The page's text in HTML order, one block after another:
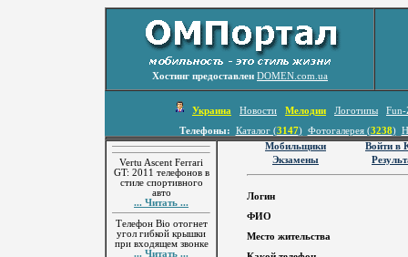
Хостинг предоставлен DOMEN.com.ua
Украина Новости Мелодии Логотипы
Fun-
Телефоны:
Каталог (3147) Фотогалерея (3238)
Vertu Ascent Ferrari
GT: 2011 телефонов в
стиле спортивного
авто
... Читать ...
Телефон Bio отогнет
угол гибкой крышки
при входящем звонке
... Читать ...
Мобильщики
Войти в
Экзамены
Логин
ФИО
Место жительства